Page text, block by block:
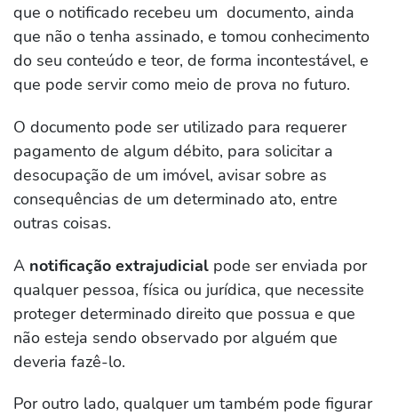
que o notificado recebeu um documento, ainda
que não o tenha assinado, e tomou conhecimento
do seu conteúdo e teor, de forma incontestável, e
que pode servir como meio de prova no futuro.
O documento pode ser utilizado para requerer
pagamento de algum débito, para solicitar a
desocupação de um imóvel, avisar sobre as
consequências de um determinado ato, entre
outras coisas.
A notificação extrajudicial pode ser enviada por
qualquer pessoa, física ou jurídica, que necessite
proteger determinado direito que possua e que
não esteja sendo observado por alguém que
deveria fazê-lo.
Por outro lado, qualquer um também pode figurar